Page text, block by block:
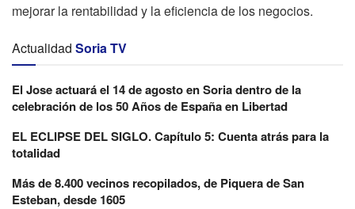
mejorar la rentabilidad y la eficiencia de los negocios.
Actualidad Soria TV
El Jose actuará el 14 de agosto en Soria dentro de la
celebración de los 50 Años de España en Libertad
EL ECLIPSE DEL SIGLO. Capítulo 5: Cuenta atrás para la
totalidad
Más de 8.400 vecinos recopilados, de Piquera de San
Esteban, desde 1605